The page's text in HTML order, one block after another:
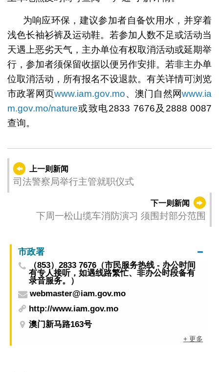
为响应环保，建议参加者自备饮用水，并穿着
浅色长袖衫裤及运动鞋。若参加人数不足或活动当
天遇上恶劣天气，主办单位有权取消活动或延期举
行，参加者须保留收据以便另作安排。若非主办单
位取消活动，所有报名不设退款。有关详情可浏览
市政署网页www.iam.gov.mo、澳门自然网www.ia
m.gov.mo/nature或致电2833 7676及2888 0087
查询。
上一则新闻
司法警察局举行主管就职仪式
下一则新闻
下周一松山缆车消防演习 须围封部分范围
市政署
（853）2833 7676（市民服务热线 - 办公时间
有专人接听，如遇线路繁忙、非办公时段备有
录音服务。）
webmaster@iam.gov.mo
http://www.iam.gov.mo
澳门新马路163号
+ 更多